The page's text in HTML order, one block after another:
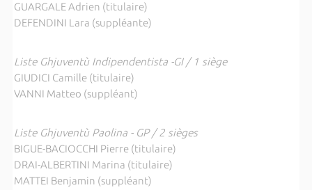
GUARGALE Adrien (titulaire)
DEFENDINI Lara (suppléante)
Liste Ghjuventù Indipendentista -GI / 1 siège
GIUDICI Camille (titulaire)
VANNI Matteo (suppléant)
Liste Ghjuventù Paolina - GP / 2 sièges
BIGUE-BACIOCCHI Pierre (titulaire)
DRAI-ALBERTINI Marina (titulaire)
MATTEI Benjamin (suppléant)